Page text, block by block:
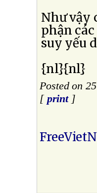
Như vậy
phận
suy yếu
{nl}{nl}
Posted on
[ print]